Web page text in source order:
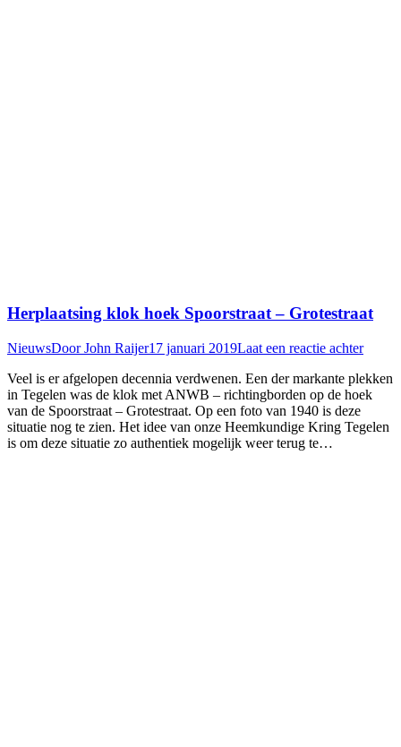
Herplaatsing klok hoek Spoorstraat – Grotestraat
NieuwsDoorJohn Raijer17 januari 2019Laat een reactie achter
Veel is er afgelopen decennia verdwenen. Een der markante plekken
in Tegelen was de klok met ANWB – richtingborden op de hoek
van de Spoorstraat – Grotestraat. Op een foto van 1940 is deze
situatie nog te zien. Het idee van onze Heemkundige Kring Tegelen
is om deze situatie zo authentiek mogelijk weer terug te…